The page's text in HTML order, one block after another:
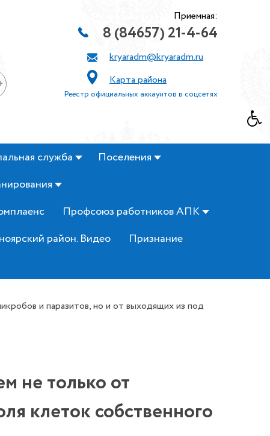
Приемная:
8 (84657) 21-4-64
kryaradm@kryaradm.ru
Карта района
Реестр официальных аккаунтов в соцсетях
служба
Поселения
Профсоюз работников АПК
район. Видео
Признание
и паразитов, но и от выходящих из под
не только от
клеток собственного